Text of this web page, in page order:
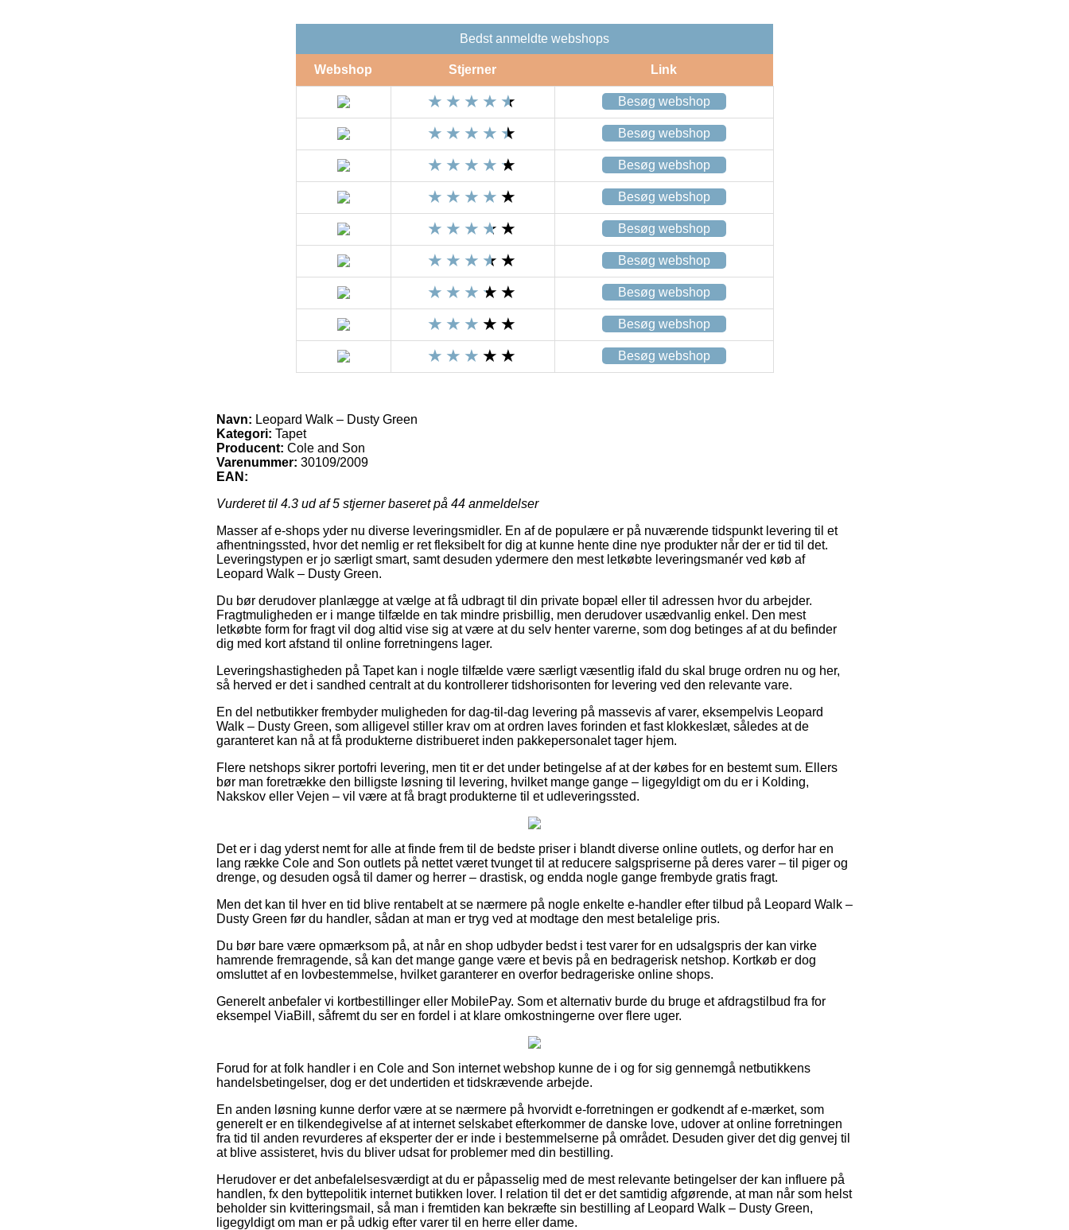
Bedst anmeldte webshops
Webshop Stjerner Link
Besøg webshop
Besøg webshop
Besøg webshop
Besøg webshop
Besøg webshop
Besøg webshop
Besøg webshop
Besøg webshop
Besøg webshop
Navn: Leopard Walk – Dusty Green
Kategori: Tapet
Producent: Cole and Son
Varenummer: 30109/2009
EAN:
Vurderet til 4.3 ud af 5 stjerner baseret på 44 anmeldelser
Masser af e-shops yder nu diverse leveringsmidler. En af de populære er på nuværende tidspunkt levering til et
afhentningssted, hvor det nemlig er ret fleksibelt for dig at kunne hente dine nye produkter når der er tid til det.
Leveringstypen er jo særligt smart, samt desuden ydermere den mest letkøbte leveringsmanér ved køb af
Leopard Walk – Dusty Green.
Du bør derudover planlægge at vælge at få udbragt til din private bopæl eller til adressen hvor du arbejder.
Fragtmuligheden er i mange tilfælde en tak mindre prisbillig, men derudover usædvanlig enkel. Den mest
letkøbte form for fragt vil dog altid vise sig at være at du selv henter varerne, som dog betinges af at du befinder
dig med kort afstand til online forretningens lager.
Leveringshastigheden på Tapet kan i nogle tilfælde være særligt væsentlig ifald du skal bruge ordren nu og her,
så herved er det i sandhed centralt at du kontrollerer tidshorisonten for levering ved den relevante vare.
En del netbutikker frembyder muligheden for dag-til-dag levering på massevis af varer, eksempelvis Leopard
Walk – Dusty Green, som alligevel stiller krav om at ordren laves forinden et fast klokkeslæt, således at de
garanteret kan nå at få produkterne distribueret inden pakkepersonalet tager hjem.
Flere netshops sikrer portofri levering, men tit er det under betingelse af at der købes for en bestemt sum. Ellers
bør man foretrække den billigste løsning til levering, hvilket mange gange – ligegyldigt om du er i Kolding,
Nakskov eller Vejen – vil være at få bragt produkterne til et udleveringssted.
Det er i dag yderst nemt for alle at finde frem til de bedste priser i blandt diverse online outlets, og derfor har en
lang række Cole and Son outlets på nettet været tvunget til at reducere salgspriserne på deres varer – til piger og
drenge, og desuden også til damer og herrer – drastisk, og endda nogle gange frembyde gratis fragt.
Men det kan til hver en tid blive rentabelt at se nærmere på nogle enkelte e-handler efter tilbud på Leopard Walk –
Dusty Green før du handler, sådan at man er tryg ved at modtage den mest betalelige pris.
Du bør bare være opmærksom på, at når en shop udbyder bedst i test varer for en udsalgspris der kan virke
hamrende fremragende, så kan det mange gange være et bevis på en bedragerisk netshop. Kortkøb er dog
omsluttet af en lovbestemmelse, hvilket garanterer en overfor bedrageriske online shops.
Generelt anbefaler vi kortbestillinger eller MobilePay. Som et alternativ burde du bruge et afdragstilbud fra for
eksempel ViaBill, såfremt du ser en fordel i at klare omkostningerne over flere uger.
Forud for at folk handler i en Cole and Son internet webshop kunne de i og for sig gennemgå netbutikkens
handelsbetingelser, dog er det undertiden et tidskrævende arbejde.
En anden løsning kunne derfor være at se nærmere på hvorvidt e-forretningen er godkendt af e-mærket, som
generelt er en tilkendegivelse af at internet selskabet efterkommer de danske love, udover at online forretningen
fra tid til anden revurderes af eksperter der er inde i bestemmelserne på området. Desuden giver det dig genvej til
at blive assisteret, hvis du bliver udsat for problemer med din bestilling.
Herudover er det anbefalelsesværdigt at du er påpasselig med de mest relevante betingelser der kan influere på
handlen, fx den byttepolitik internet butikken lover. I relation til det er det samtidig afgørende, at man når som helst
beholder sin kvitteringsmail, så man i fremtiden kan bekræfte sin bestilling af Leopard Walk – Dusty Green,
ligegyldigt om man er på udkig efter varer til en herre eller dame.